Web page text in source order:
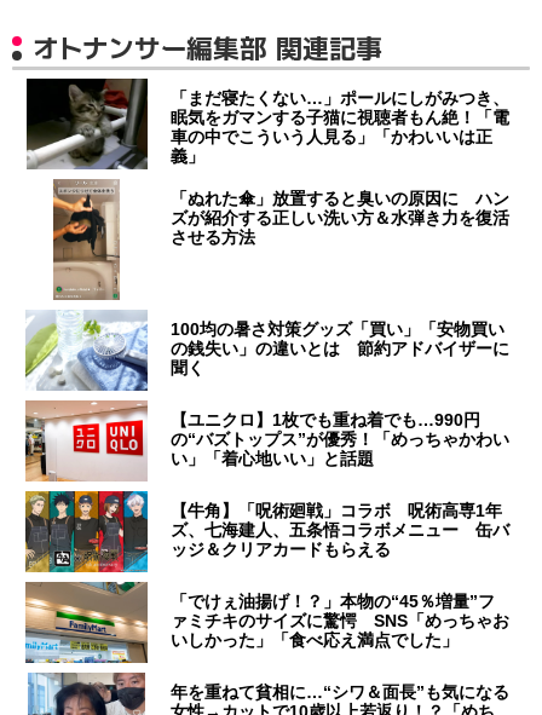
オトナンサー編集部 関連記事
「まだ寝たくない…」ポールにしがみつき、
眠気をガマンする子猫に視聴者もん絶！「電
車の中でこういう人見る」「かわいいは正
義」
「ぬれた傘」放置すると臭いの原因に ハン
ズが紹介する正しい洗い方＆水弾き力を復活
させる方法
100均の暑さ対策グッズ「買い」「安物買い
の銭失い」の違いとは 節約アドバイザーに
聞く
【ユニクロ】1枚でも重ね着でも…990円
の“バズトップス”が優秀！「めっちゃかわい
い」「着心地いい」と話題
【牛角】「呪術廻戦」コラボ 呪術高専1年
ズ、七海建人、五条悟コラボメニュー 缶バ
ッジ＆クリアカードもらえる
「でけぇ油揚げ！？」本物の“45％増量”フ
ァミチキのサイズに驚愕 SNS「めっちゃお
いしかった」「食べ応え満点でした」
年を重ねて貧相に…“シワ＆面長”も気になる
女性→カットで10歳以上若返り！？「めち